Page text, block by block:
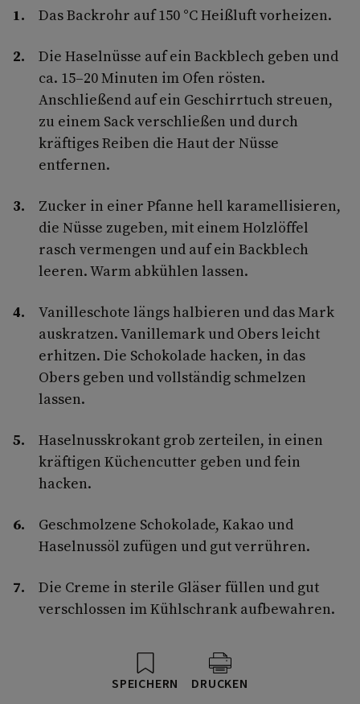
Das Backrohr auf 150 °C Heißluft vorheizen.
Die Haselnüsse auf ein Backblech geben und
ca. 15–20 Minuten im Ofen rösten.
Anschließend auf ein Geschirrtuch streuen,
zu einem Sack verschließen und durch
kräftiges Reiben die Haut der Nüsse
entfernen.
Zucker in einer Pfanne hell karamellisieren,
die Nüsse zugeben, mit einem Holzlöffel
rasch vermengen und auf ein Backblech
leeren. Warm abkühlen lassen.
Vanilleschote längs halbieren und das Mark
auskratzen. Vanillemark und Obers leicht
erhitzen. Die Schokolade hacken, in das
Obers geben und vollständig schmelzen
lassen.
Haselnusskrokant grob zerteilen, in einen
kräftigen Küchencutter geben und fein
hacken.
Geschmolzene Schokolade, Kakao und
Haselnussöl zufügen und gut verrühren.
Die Creme in sterile Gläser füllen und gut
verschlossen im Kühlschrank aufbewahren.
SPEICHERN DRUCKEN